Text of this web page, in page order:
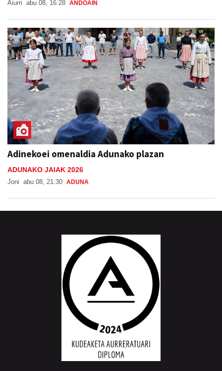
Aiurri abu 08, 16:28 ANDOAIN
Adinekoei omenaldia Adunako plazan
ADUNAKO JAIAK 2026
Joni abu 08, 21:30 ADUNA